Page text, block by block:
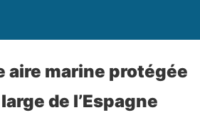
aire marine protégée
de l’Espagne